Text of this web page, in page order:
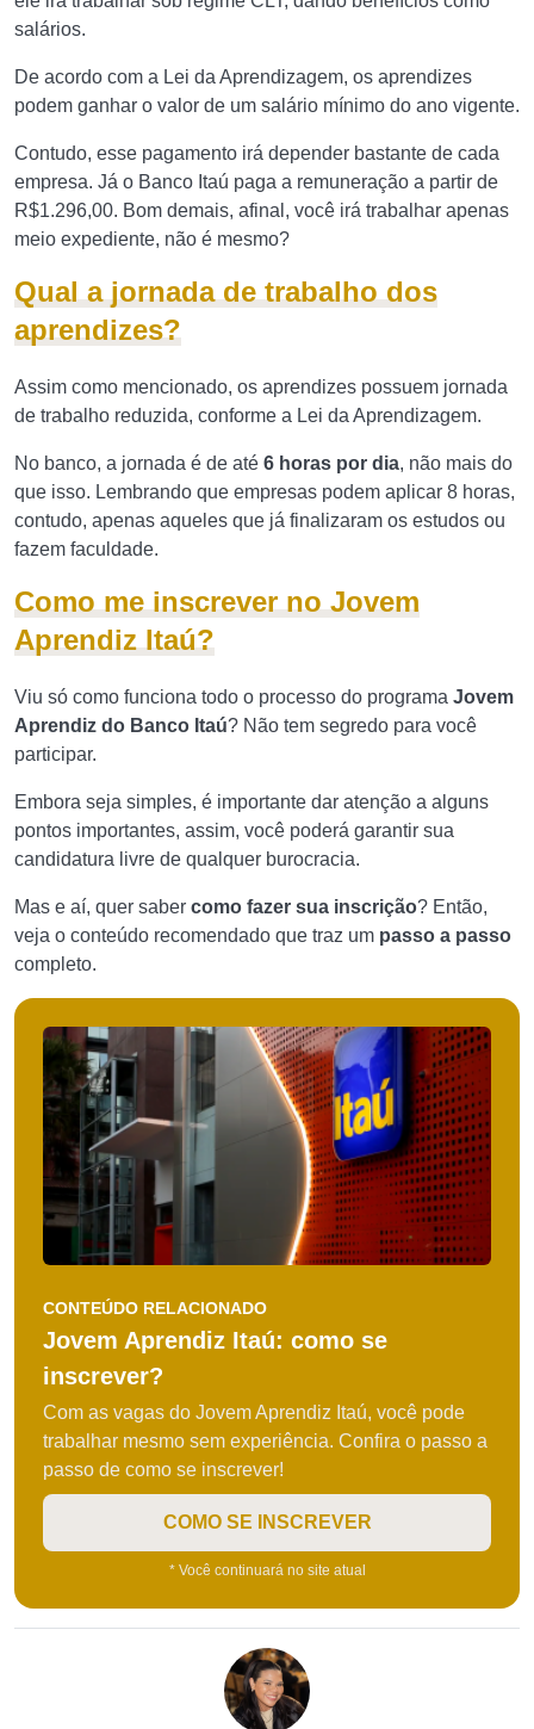
salários.
De acordo com a Lei da Aprendizagem, os aprendizes
podem ganhar o valor de um salário mínimo do ano vigente.
Contudo, esse pagamento irá depender bastante de cada
empresa. Já o Banco Itaú paga a remuneração a partir de
R$1.296,00. Bom demais, afinal, você irá trabalhar apenas
meio expediente, não é mesmo?
Qual a jornada de trabalho dos
aprendizes?
Assim como mencionado, os aprendizes possuem jornada
de trabalho reduzida, conforme a Lei da Aprendizagem.
No banco, a jornada é de até 6 horas por dia, não mais do
que isso. Lembrando que empresas podem aplicar 8 horas,
contudo, apenas aqueles que já finalizaram os estudos ou
fazem faculdade.
Como me inscrever no Jovem
Aprendiz Itaú?
Viu só como funciona todo o processo do programa Jovem
Aprendiz do Banco Itaú? Não tem segredo para você
participar.
Embora seja simples, é importante dar atenção a alguns
pontos importantes, assim, você poderá garantir sua
candidatura livre de qualquer burocracia.
Mas e aí, quer saber como fazer sua inscrição? Então,
veja o conteúdo recomendado que traz um passo a passo
completo.
CONTEÚDO RELACIONADO
Jovem Aprendiz Itaú: como se
inscrever?
Com as vagas do Jovem Aprendiz Itaú, você pode
trabalhar mesmo sem experiência. Confira o passo a
passo de como se inscrever!
COMO SE INSCREVER
* Você continuará no site atual